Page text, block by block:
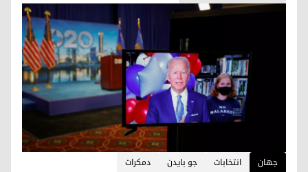
جھان انتخابات جو بایدن دمکرات